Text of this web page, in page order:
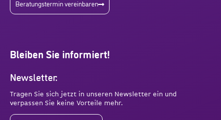
Beratungstermin vereinbaren
Bleiben Sie informiert!
Newsletter:
Tragen Sie sich jetzt in unseren Newsletter ein und
verpassen Sie keine Vorteile mehr.